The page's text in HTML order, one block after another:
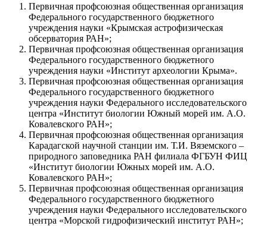
Первичная профсоюзная общественная организация
Федерального государственного бюджетного
учреждения науки «Крымская астрофизическая
обсерватория РАН»;
Первичная профсоюзная общественная организация
Федерального государственного бюджетного
учреждения науки «Институт археологии Крыма».
Первичная профсоюзная общественная организация
Федерального государственного бюджетного
учреждения науки Федерального исследовательского
центра «Институт биологии Южный морей им. А.О.
Ковалевского РАН»;
Первичная профсоюзная общественная организация
Карадагской научной станции им. Т.И. Вяземского –
природного заповедника РАН филиала ФГБУН ФИЦ
«Институт биологии Южных морей им. А.О.
Ковалевского РАН»;
Первичная профсоюзная общественная организация
Федерального государственного бюджетного
учреждения науки Федерального исследовательского
центра «Морской гидрофизический институт РАН»;